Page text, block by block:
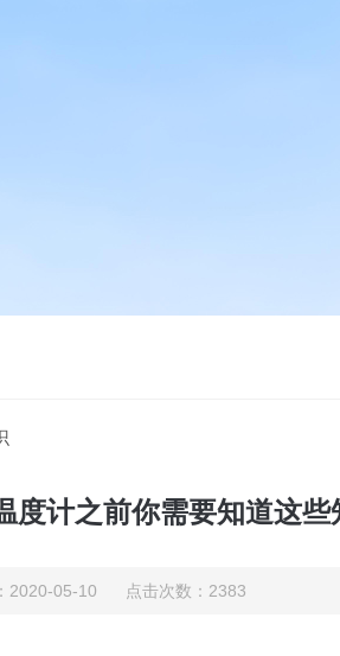
度计之前你需要知道这些
2020-05-10 点击次数：2383